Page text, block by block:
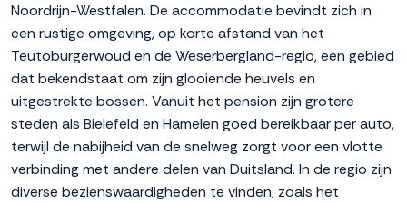
Noordrijn-Westfalen. De accommodatie bevindt zich in
een rustige omgeving, op korte afstand van het
Teutoburgerwoud en de Weserbergland-regio, een gebied
dat bekendstaat om zijn glooiende heuvels en
uitgestrekte bossen. Vanuit het pension zijn grotere
steden als Bielefeld en Hamelen goed bereikbaar per auto,
terwijl de nabijheid van de snelweg zorgt voor een vlotte
verbinding met andere delen van Duitsland. In de regio zijn
diverse bezienswaardigheden te vinden, zoals het